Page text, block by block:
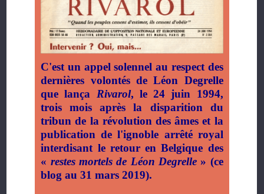
C'est un appel solennel au respect des
dernières volontés de Léon Degrelle
que lança Rivarol, le 24 juin 1994,
trois mois après la disparition du
tribun de la révolution des âmes et la
publication de l'ignoble arrêté royal
interdisant le retour en Belgique des
« restes mortels de Léon Degrelle» (ce
blog au 31 mars 2019).